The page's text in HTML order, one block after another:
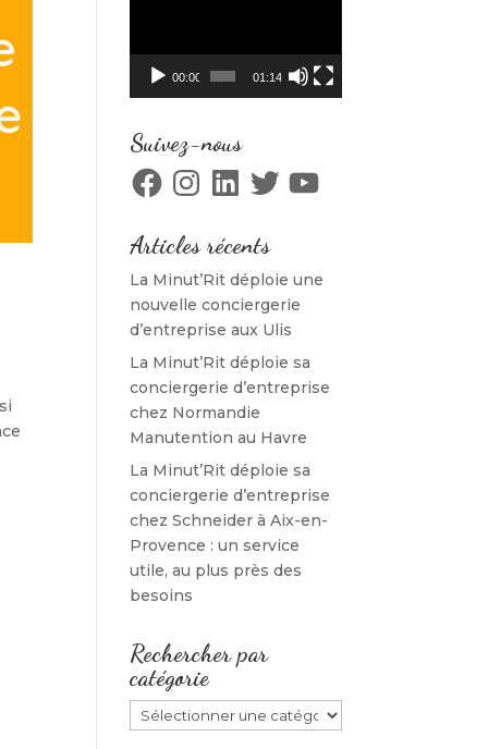
00:00 01:14
Suivez-nous
FacebookInstagramLinkedInTwitterYouTube
Articles récents
La Minut’Rit déploie une
nouvelle conciergerie
d’entreprise aux Ulis
La Minut’Rit déploie sa
conciergerie d’entreprise
chez Normandie
Manutention au Havre
La Minut’Rit déploie sa
conciergerie d’entreprise
chez Schneider à Aix-en-
Provence : un service
utile, au plus près des
besoins
Rechercher par
catégorie
Rechercher
par